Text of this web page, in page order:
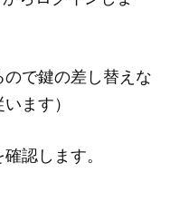
ので鍵の差し替えな
ます）
認します。